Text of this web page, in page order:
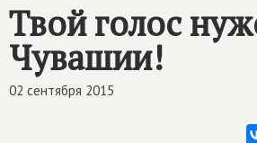
Твой голос
Чувашии!
02 сентября 2015